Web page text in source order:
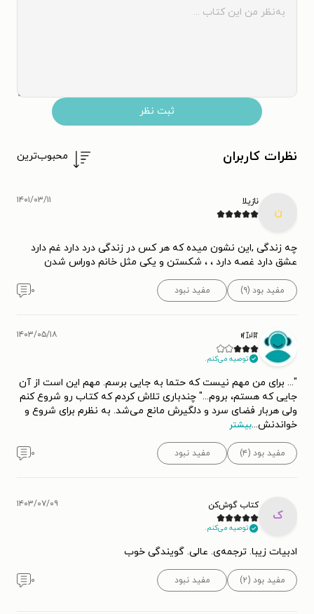
ثبت نظر
نظرات کاربران محبوب‌ترین
ن
نازیلا ۱۴۰۱/۰۳/۱۱
چه زندگی ,این نشون میده که هر کس در زندگی درد دارد غم دارد
عشق دارد غصه دارد ، ، شکستن و یکی مثل خانم دوراس شدن
مفید بود (۹) مفید نبود ۰
ꎭꀤꈤꍏ
توصیه می‌کنم.
۱۴۰۳/۰۵/۱۸
"... برای من مهم نیست که حتما به جایی برسم. مهم این است از آن
جایی که هستم، بروم..." چندباری تلاش کردم که کتاب رو شروع کنم
ولی هربار فضای سرد و دلگیرش مانع می‌شد. به نظرم برای شروع و
خواندنش...بیشتر
مفید بود (۴) مفید نبود ۰
ک
کتاب گوش‌کن
توصیه می‌کنم.
۱۴۰۳/۰۷/۰۹
ادبیات زیبا. ترجمه‌ی. عالی. گویندگی خوب
مفید بود (۲) مفید نبود ۰